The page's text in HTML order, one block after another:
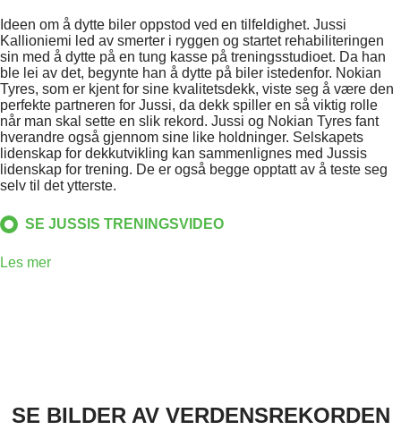
Ideen om å dytte biler oppstod ved en tilfeldighet. Jussi
Kallioniemi led av smerter i ryggen og startet rehabiliteringen
sin med å dytte på en tung kasse på treningsstudioet. Da han
ble lei av det, begynte han å dytte på biler istedenfor. Nokian
Tyres, som er kjent for sine kvalitetsdekk, viste seg å være den
perfekte partneren for Jussi, da dekk spiller en så viktig rolle
når man skal sette en slik rekord. Jussi og Nokian Tyres fant
hverandre også gjennom sine like holdninger. Selskapets
lidenskap for dekkutvikling kan sammenlignes med Jussis
lidenskap for trening. De er også begge opptatt av å teste seg
selv til det ytterste.
SE JUSSIS TRENINGSVIDEO
Les mer
SE BILDER AV VERDENSREKORDEN